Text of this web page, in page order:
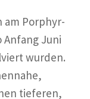
am Porphyr-
Anfang Juni
wurden.
tieferen,